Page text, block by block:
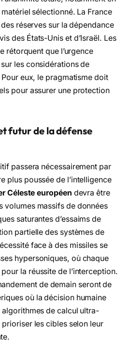
sélectionné. La France
réserves sur la dépendance
des États-Unis et d’Israël. Les
rétorquent que l’urgence
les considérations de
eux, le pragmatisme doit
pour assurer une protection
futur de la défense
passera nécessairement par
plus poussée de l’intelligence
Céleste européen devra être
volumes massifs de données
saturantes d’essaims de
partielle des systèmes de
face à des missiles se
hypersoniques, où chaque
la réussite de l’interception.
de demain seront de
où la décision humaine
algorithmes de calcul ultra-
les cibles selon leur